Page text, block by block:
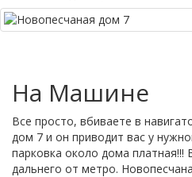
На Машине
Все просто, вбиваете в
дом 7 и он приводит вас у
парковка около дома платная!!!
дальнего от метро.